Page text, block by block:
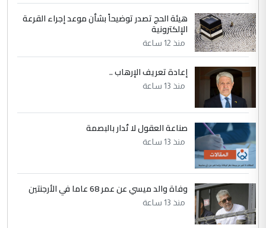
الموضوع :
مكتب السيد احمد الصافي : لا يوجود
لدينا اي حساب على الفيس بوك وتويتر
هيئة الحج تصدر توضيحاً بشأن موعد إجراء القرعة
الإلكترونية
منذ 12 ساعة
إعادة تعريف الإرهاب ..
منذ 13 ساعة
صناعة العقول لا تُدار بالبصمة
منذ 13 ساعة
وفاة والد ميسي عن عمر 68 عاما في الأرجنتين
منذ 13 ساعة